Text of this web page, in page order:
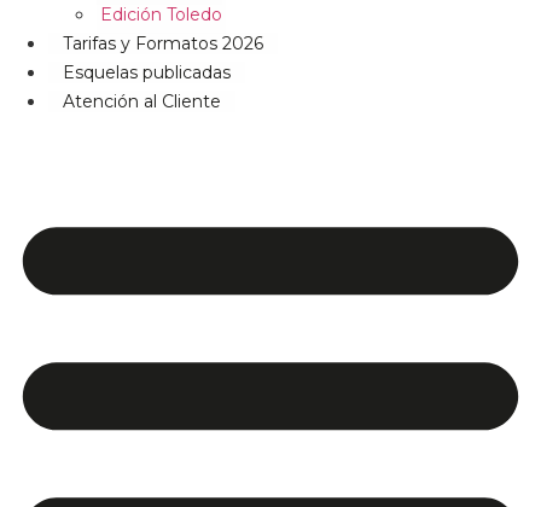
Edición Toledo
Tarifas y Formatos 2026
Esquelas publicadas
Atención al Cliente